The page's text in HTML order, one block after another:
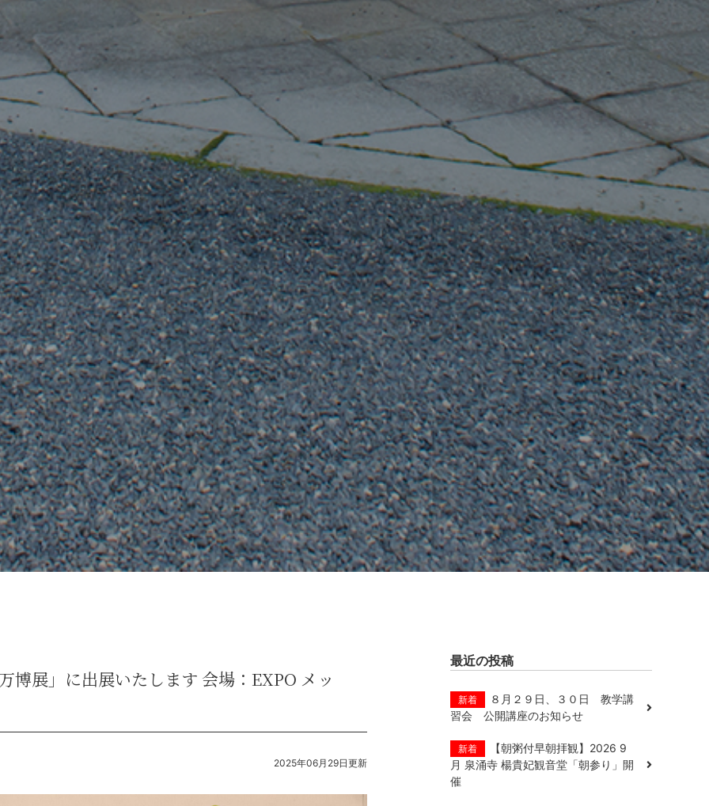
博展」に出展いたします 会場：EXPO メッ
2025年06月29日更新
最近の投稿
新着
８月２９日、３０日 教学講
習会 公開講座のお知らせ
新着
【朝粥付早朝拝観】2026 9
月 泉涌寺 楊貴妃観音堂「朝参り」開
催